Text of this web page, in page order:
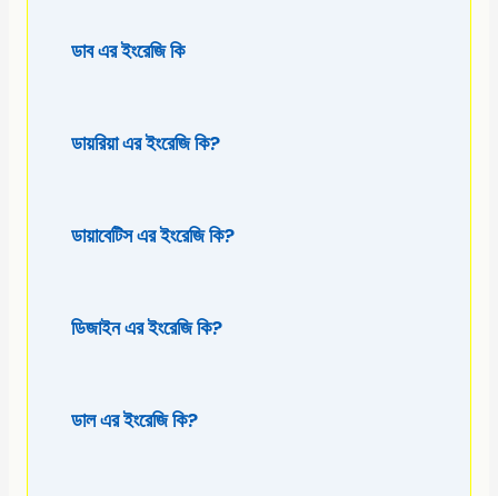
ডাব এর ইংরেজি কি
ডায়রিয়া এর ইংরেজি কি?
ডায়াবেটিস এর ইংরেজি কি?
ডিজাইন এর ইংরেজি কি?
ডাল এর ইংরেজি কি?